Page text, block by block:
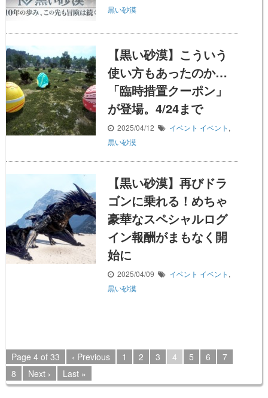
黒い砂漠
【黒い砂漠】こういう
使い方もあったのか…
「臨時措置クーポン」
が登場。4/24まで
2025/04/12 イベント イベント ,
黒い砂漠
【黒い砂漠】再びドラ
ゴンに乗れる！めちゃ
豪華なスペシャルログ
イン報酬がまもなく開
始に
2025/04/09 イベント イベント ,
黒い砂漠
Page 4 of 33 ‹ Previous 1 2 3 4 5 6
7
8
Next › Last »